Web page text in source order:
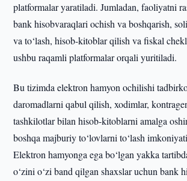
platformalar yaratiladi. Jumladan, faoliyatni
bank hisobvaraqlari ochish va boshqarish,
va to‘lash, hisob-kitoblar qilish va fiskal
ushbu raqamli platformalar orqali yuritiladi.
Bu tizimda elektron hamyon ochilishi
daromadlarni qabul qilish, xodimlar,
tashkilotlar bilan hisob-kitoblarni amalga
boshqa majburiy to‘lovlarni to‘lash
Elektron hamyonga ega bo‘lgan yakka
o‘zini o‘zi band qilgan shaxslar uchun bank